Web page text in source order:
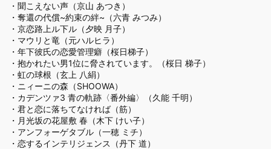
・ 聞こえない声（京山 あつき）
・ 奪還の代償~約束の絆~（六青 みつみ）
・ 京恋路上ル下ル（夕映 月子）
・ マウリと竜（元ハルヒラ）
・ 年下彼氏の恋愛管理癖（桜日梯子）
・ 抱かれたい男1位に脅されています。（桜日 梯子）
・ 虹の球根（玄上 八絹）
・ ニィーニの森（SHOOWA）
・ カデンツァ3 青の軌跡〈番外編〉（久能 千明）
・ 君と恋に落ちてなければ（筋）
・ 月光坂の花屋敷 春（木下 けい子）
・ アンフォーゲタブル（一穂 ミチ）
・ 恋するインテリジェンス（丹下 道）